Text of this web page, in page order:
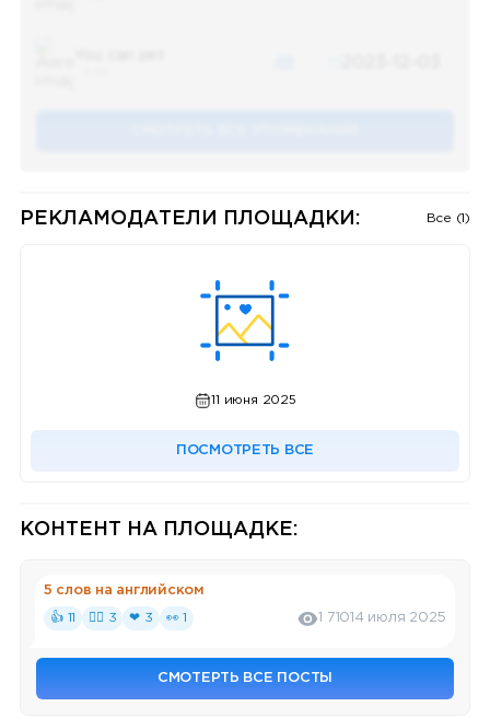
РЕКЛАМОДАТЕЛИ ПЛОЩАДКИ: Все (1)
11 июня 2025
ПОСМОТРЕТЬ ВСЕ
КОНТЕНТ НА ПЛОЩАДКЕ:
5 слов на английском
👍 11 ❤‍🔥 3 ❤ 3 👀 1 1 71014 июля 2025
СМОТЕРТЬ ВСЕ ПОСТЫ